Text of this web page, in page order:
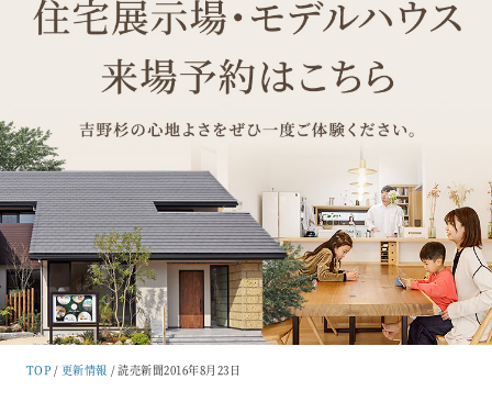
TOP 更新情報 読売新聞2016年8月23日